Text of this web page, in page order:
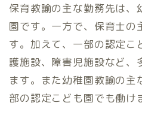
保育教諭の主な勤務先は、
園です。一方で、保育士の
す。加えて、一部の認定こ
護施設、障害児施設など、
ます。また幼稚園教諭の主
部の認定こども園でも働け